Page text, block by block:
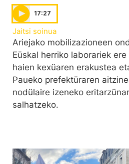
17:27
Jaitsi soinua
Ariejako mobilizazioneen
Eüskal herriko laborariek
haien kexüaren erakustea
Paueko prefektüraren
nodülaire izeneko
salhatzeko.